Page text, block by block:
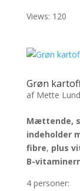
Views: 120
Grøn
af Mette Lund
Mættende,
indeholder
fibre, plus
B-
4 personer: